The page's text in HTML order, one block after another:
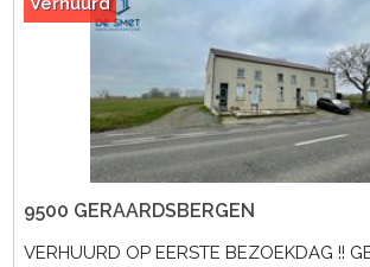
9500 GERAARDSBERGEN
VERHUURD OP EERSTE BEZOEKDAG !!